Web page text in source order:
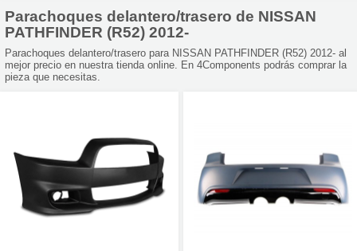
Parachoques delantero/trasero de NISSAN
PATHFINDER (R52) 2012-
Parachoques delantero/trasero para NISSAN PATHFINDER (R52) 2012- al
mejor precio en nuestra tienda online. En 4Components podrás comprar la
pieza que necesitas.